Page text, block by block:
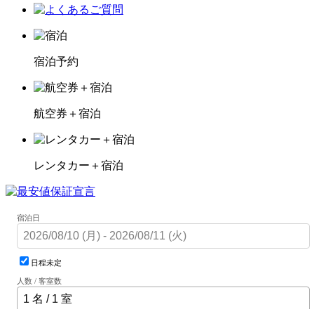
宿泊予約
航空券＋宿泊
レンタカー＋宿泊
宿泊日
日程未定
人数 / 客室数